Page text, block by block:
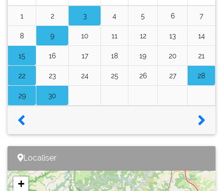
1 2 3 4 5 6 7
8 9 10 11 12 13 14
15 16 17 18 19 20 21
22 23 24 25 26 27 28
29 30
Localiser
+